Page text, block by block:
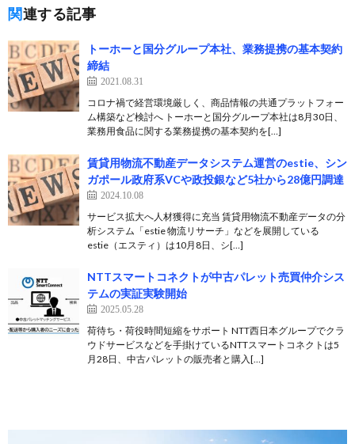
関連する記事
トーホーと国分グループ本社、業務提携の基本契約
締結
2021.08.31
コロナ禍で経営環境厳しく、商品情報の共通プラットフォー
ム構築など検討へ トーホーと国分グループ本社は8月30日、
業務用食品に関する業務提携の基本契約を[…]
賃貸用物流不動産データシステム運営のestie、シン
ガポール政府系VCや政投銀など5社から28億円調達⁠
2024.10.08
サービス拡大へ人材獲得に充当 賃貸用物流不動産データの分
析システム「estie 物流リサーチ」などを展開している
estie（エスティ）は10月8日、シ[…]
NTTスマートコネクトが中古パレット売買仲介シス
テムの実証実験開始
2025.05.28
荷待ち・荷役時間短縮をサポート NTT西日本グループでクラ
ウドサービスなどを手掛けているNTTスマートコネクトは5
月28日、中古パレットの販売者と購入[…]